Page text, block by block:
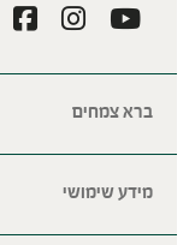
ברא צמחים
מידע שימושי